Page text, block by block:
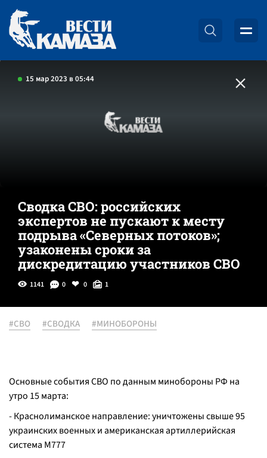
15 мар 2023 в 05:44
Сводка СВО: российских
экспертов не пускают к месту
подрыва «Северных потоков»;
узаконены сроки за
дискредитацию участников СВО
1141 0 0 1
#СВО #СВОДКА #МИНОБОРОНЫ
Основные события СВО по данным минобороны РФ на
утро 15 марта:
- Краснолиманское направление: уничтожены свыше 95
украинских военных и американская артиллерийская
система M777